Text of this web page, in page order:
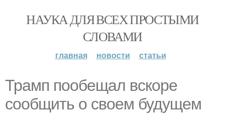
НАУКА ДЛЯ ВСЕХ ПРОСТЫМИ
СЛОВАМИ
главная новости статьи
Трамп пообещал вскоре
сообщить о своем будущем